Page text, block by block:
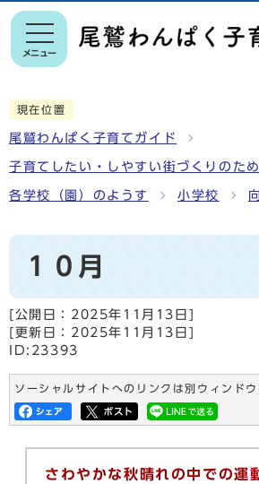
メニュー
現在位置
尾鷲わんぱく子育てガイド
子育てしたい・しやすい街づくりのた
各学校（園）のようす 小学校
１０月
[公開日： 2025年11月13日 ]
[更新日： 2025年11月13日 ]
ID:23393
ソーシャルサイトへのリンクは別ウィンドウ
さわやかな秋晴れの中での運